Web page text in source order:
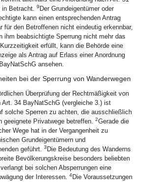
in Betracht. 9 Der Grundeigentümer oder
kann einen entsprechenden Antrag
für den Betroffenen nicht eindeutig erkennbar,
ihm beabsichtigte Sperrung nicht mehr das
erfüllt, kann die Behörde eine
als Antrag auf Erlass einer Anordnung
ansehen.
bei der Sperrung von Wanderwegen
Überprüfung der Rechtmäßigkeit von
Art. 34 BayNatSchG (vergleiche 3.) ist
solche Sperren zu achten, die ausschließlich
geeignete Privatwege betreffen. 2Gerade die
Wege hat in der Vergangenheit zu
Grundeigentümern und
geführt. 3 Die Bedeutung des Wanderns
Bevölkerungskreise besonders beliebten
bei solchen Absperrungen eine
der Interessen. 4Die Voraussetzungen